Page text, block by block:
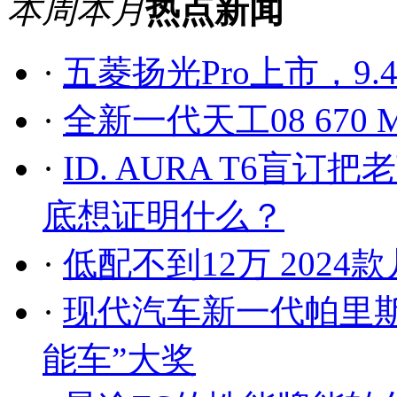
本周本月热点新闻
· 五菱扬光Pro上市，
· 全新一代天工08 670
· ID. AURA T6盲订把
底想证明什么？
· 低配不到12万 2024
· 现代汽车新一代帕里
能车”大奖